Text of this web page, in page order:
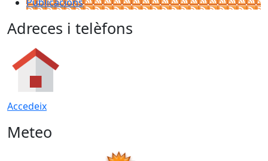
Adreces i telèfons
Accedeix
Meteo